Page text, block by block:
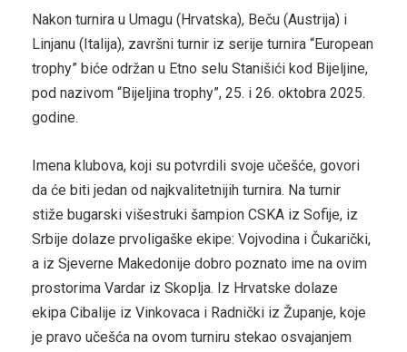
Nakon turnira u Umagu (Hrvatska), Beču (Austrija) i
Linjanu (Italija), završni turnir iz serije turnira “European
trophy” biće održan u Etno selu Stanišići kod Bijeljine,
pod nazivom “Bijeljina trophy”, 25. i 26. oktobra 2025.
godine.
Imena klubova, koji su potvrdili svoje učešće, govori
da će biti jedan od najkvalitetnijih turnira. Na turnir
stiže bugarski višestruki šampion CSKA iz Sofije, iz
Srbije dolaze prvoligaške ekipe: Vojvodina i Čukarički,
a iz Sjeverne Makedonije dobro poznato ime na ovim
prostorima Vardar iz Skoplja. Iz Hrvatske dolaze
ekipa Cibalije iz Vinkovaca i Radnički iz Županje, koje
je pravo učešća na ovom turniru stekao osvajanjem